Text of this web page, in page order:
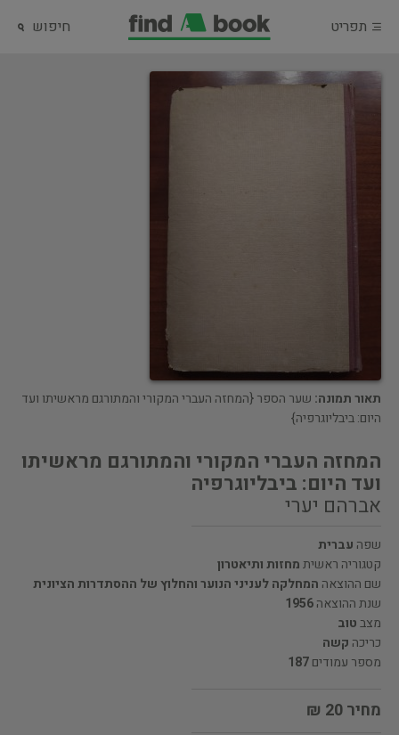
תפריט חיפוש
תאור תמונה: שער הספר {המחזה העברי המקורי והמתורגם מראשיתו ועד
היום: ביבליוגרפיה}
המחזה העברי המקורי והמתורגם מראשיתו
ועד היום: ביבליוגרפיה
אברהם יערי
שפה עברית
קטגוריה ראשיתמחזות ותיאטרון
שם ההוצאה המחלקה לעניני הנוער והחלוץ של ההסתדרות הציונית
שנת ההוצאה1956
מצבטוב
כריכה קשה
מספר עמודים187
מחיר 20 ₪